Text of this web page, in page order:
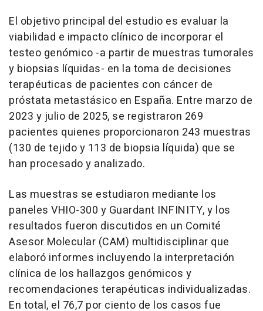
El objetivo principal del estudio es evaluar la
viabilidad e impacto clínico de incorporar el
testeo genómico -a partir de muestras tumorales
y biopsias líquidas- en la toma de decisiones
terapéuticas de pacientes con cáncer de
próstata metastásico en España. Entre marzo de
2023 y julio de 2025, se registraron 269
pacientes quienes proporcionaron 243 muestras
(130 de tejido y 113 de biopsia líquida) que se
han procesado y analizado.
Las muestras se estudiaron mediante los
paneles VHIO-300 y Guardant INFINITY, y los
resultados fueron discutidos en un Comité
Asesor Molecular (CAM) multidisciplinar que
elaboró informes incluyendo la interpretación
clínica de los hallazgos genómicos y
recomendaciones terapéuticas individualizadas.
En total, el 76,7 por ciento de los casos fue